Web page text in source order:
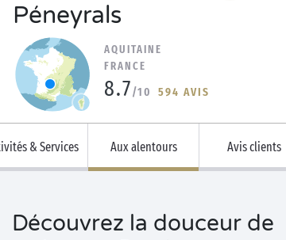
Péneyrals
AQUITAINE
FRANCE
8.7/10 594 AVIS
& Services Aux alentours Avis clients
Découvrez la douceur de